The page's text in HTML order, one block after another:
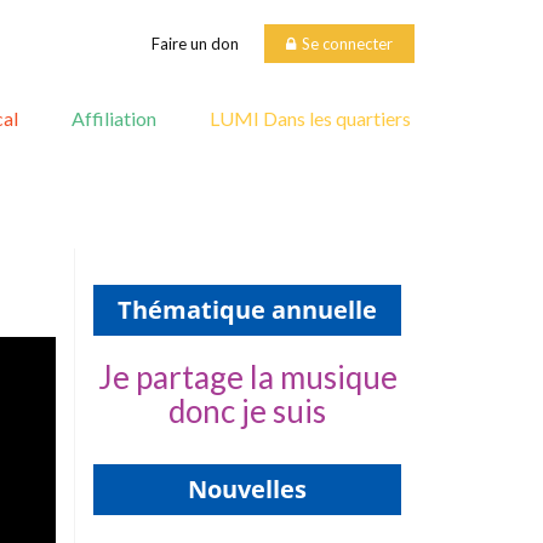
Faire un don Se connecter
Affiliation LUMI Dans les quartiers
Thématique annuelle
Je partage la musique
donc je suis
Nouvelles